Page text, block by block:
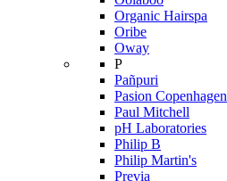
Organic Hairspa
Oribe
Oway
P
Pañpuri
Pasion Copenhagen
Paul Mitchell
pH Laboratories
Philip B
Philip Martin's
Previa